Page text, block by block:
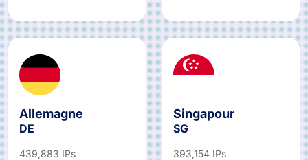
Allemagne
DE
439,883 IPs
Singapour
SG
393,154 IPs